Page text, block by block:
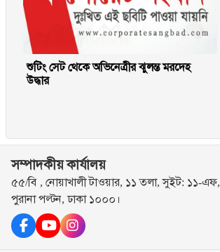
শুটিং সেট থেকে অভিনেত্রীর ঝুলন্ত মরদেহ
উদ্ধার
সম্পাদকীয় কার্যালয়
৫৫/বি , নোয়াখালী টাওয়ার, ১১ তলা, সুইট: ১১-এফ,
পুরানা পল্টন, ঢাকা ১০০০।